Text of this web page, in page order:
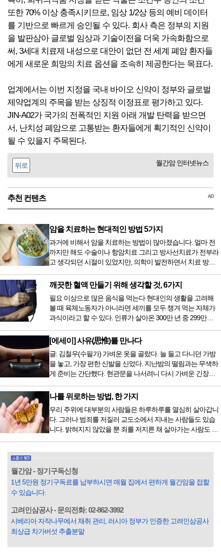
또한 70% 이상 충족시키므로, 임상 1/2상 등의 예비 데이터
를 기반으로 빠르게 승인될 수 있다. 회사 측은 정부의 지원
을 발판삼아 글로벌 임상과 기술이전을 더욱 가속화함으로
써, 3세대 치료제 내성으로 대안이 없던 전 세계 폐암 환자들
에게 새로운 희망의 치료 옵션을 조속히 제공한다는 목표다.
업계에서는 이번 지정을 국내 바이오 신약이 정부와 글로벌
제약업계의 주목을 받는 상징적 이정표로 평가하고 있다.
JIN-A02가 국가의 전폭적인 지원 아래 개발 탄력을 받으면
서, 난치성 폐암으로 고통받는 환자들에게 획기적인 신약이
될 수 있을지 주목된다.
뒤로 월간암 인터넷뉴스
추천 컨텐츠 AD
암을 치료하는 현대적인 방법 5가지
과거에 비해서 암을 치료하는 방법이 많아졌습니다. 얼마 전
까지만 해도 수술이나 항암치료 그리고 방사선치료가 전부라
고 생각되던 시절이 있었지만, 의학이 발전하면서 치료 방법
오면서 암을 치료하는 방법이 하나 더 추가되었습니다. 중입
자 치료를 받기 위해서는 일본이나 독일 등 중입자 치료기가
있는 나라에 가서 힘들게 치료받았지만 얼마 전 국내 도입 후
전립선암 환자를 시작으로 중입자 치료기가 가동되었습니다.
치료 범위가 한정되어 모든 암 환자가 중입자 치료를 받을 수
는 없지만 치료...
깨끗한 혈액 만들기 위해 생각할 것, 6가지
필요 이상으로 많은 음식을 먹는다 현대인의 생활을 고려해
볼 때 육체노동자가 아니라면 세끼를 모두 챙겨 먹는 자체가
과식이라고 할 수 있다. 인류가 살아온 300만 년 중 299만
저녁을 습관적으로 음식을 섭취한다. 게다가 밤늦은 시간까지
음식을 먹거나, 아침에 식욕이 없는데도 ‘아침을 먹어야 하루
가 활기차다’라는 이야기에 사로잡혀 억지로 먹는 경우가 많
다. 식욕이 없다는 느낌은 본능이 보내는 신호다. 즉 먹어도 소
화할 힘이 없다거나 더 이상 먹으면 혈액 안에 잉여물...
[에세이] 사유(思惟)를 만나다
글: 김철우(수필가) 가벼운 옷을 골랐다. 늘 들고 다니던 가방
을 놓고, 가장 편한 신발을 신었다. 지난밤의 떨림과는 무색하
게 준비는 간단했다. 현관문을 나서려니 다시 가벼운 긴장감
막이 열리기 전. 그 특유의 무대 냄새를 맡았을 때의 긴장감 같
은 것이었다. 두 금동 미륵 반가사유상을 만나러 가는 길은 그
렇게 시작됐다. 두 반가사유상을 알게 된 것은 몇 해 전이었다.
잡지의 발행인으로 독자에게 선보일 좋은 콘텐츠를 고민하던
중 우리 문화재를 하나씩 소개하고자...
나를 위로하는 방법, 한 가지
우리 주위에 대부분의 사람들은 하루하루를 열심히 살아갑니
다. 그러나 범죄를 저질러 교도소에서 지내는 사람들도 있습
니다. 밝혀지지 않았을 뿐 죄를 저지른 채 살아가는 사람도 있
입힌다는 것입니다. 미꾸라지 한 마리가 시냇물을 흐린다는
옛말이 그저 허투루 생기지는 않은 듯합니다. 대부분의 사람
들은 열심히 살아갑니다. 그렇다고 97%의 사람들이 모두 착
월간암 - 정기구독신청
1년 5만원 정기구독료를 납부하시면 매월 집에서 편하게 월간암을 접할
수 있습니다.
고려인삼공사 - 문의전화: 02-862-3992
시베리아 자작나무에서 채취 관리, 러시아 정부가 인증한 고려인삼공사
최상급 차가버섯 추출분말